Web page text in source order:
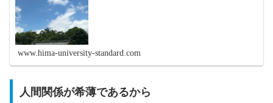
www.hima-university-standard.com
人間関係が希薄であるから